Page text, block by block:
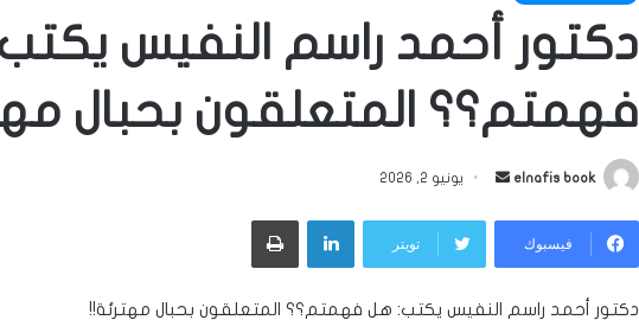
دكتور أحمد راسم النفيس
فهمتم؟؟ المتعلقون بحبال
elnafis book
أرسل
يونيو 2, 2026
فيسبوك تويتر
لينكدإن طباعة
دكتور أحمد راسم النفيس يكتب: هل فهمتم؟؟ المتعلقون بحبال مهترئة!!